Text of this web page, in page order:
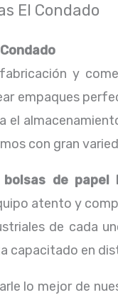
El Condado
y
empaques
el
con gran
bolsas de papel
atento y
de cada
capacitado en
lo mejor de